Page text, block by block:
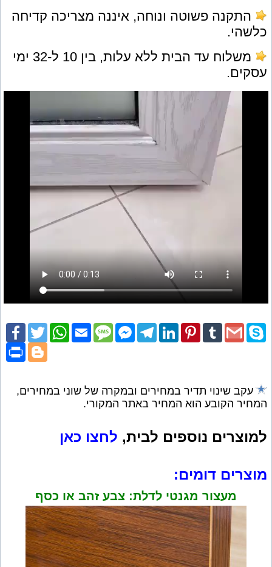
התקנה פשוטה ונוחה, איננה מצריכה קדיחה
כלשהי.
משלוח עד הבית ללא עלות, בין 10 ל-32 ימי
עסקים.
Twitter
WhatsApp Email SMS
Facebook
Messenger
TelegramLinkedInPinterestTumblr GmailSkype
PrintBlogger
עקב שינוי תדיר במחירים ובמקרה של שוני במחירים,
המחיר הקובע הוא המחיר באתר המקורי.
למוצרים נוספים לבית, לחצו כאן
מוצרים דומים:
מעצור מגנטי לדלת: צבע זהב או כסף